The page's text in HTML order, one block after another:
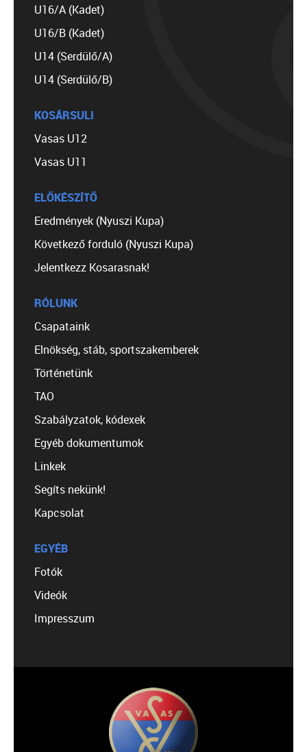
U16/A (Kadet)
U16/B (Kadet)
U14 (Serdülő/A)
U14 (Serdülő/B)
KOSÁRSULI
Vasas U12
Vasas U11
ELŐKÉSZÍTŐ
Eredmények (Nyuszi Kupa)
Következő forduló (Nyuszi Kupa)
Jelentkezz Kosarasnak!
RÓLUNK
Csapataink
Elnökség, stáb, sportszakemberek
Történetünk
TAO
Szabályzatok, kódexek
Egyéb dokumentumok
Linkek
Segíts nekünk!
Kapcsolat
EGYÉB
Fotók
Videók
Impresszum